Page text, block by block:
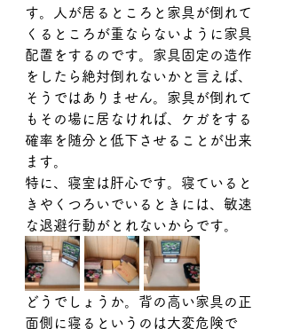
す。人が居るところと家具が倒れて
くるところが重ならないように家具
配置をするのです。家具固定の造作
をしたら絶対倒れないかと言えば、
そうではありません。家具が倒れて
もその場に居なければ、ケガをする
確率を随分と低下させることが出来
ます。
特に、寝室は肝心です。寝ていると
きやくつろいでいるときには、敏速
な退避行動がとれないからです。
どうでしょうか。背の高い家具の正
面側に寝るというのは大変危険で